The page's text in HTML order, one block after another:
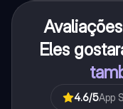
Eles
4.6/5App